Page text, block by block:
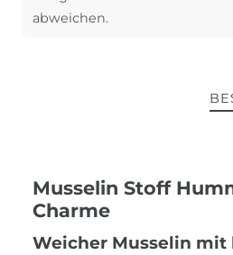
abweichen.
Musselin Stoff
Charme
Weicher Musselin